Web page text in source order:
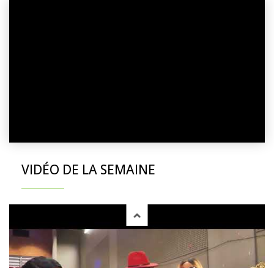
VIDÉO DE LA SEMAINE